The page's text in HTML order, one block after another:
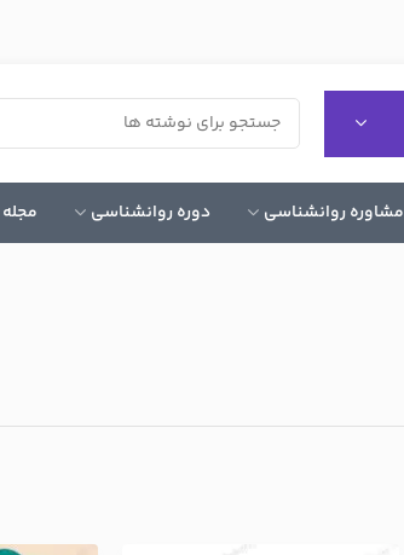
مشاوره روانشناسی دوره روانشناسی